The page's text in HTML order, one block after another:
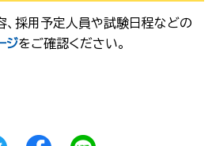
採用予定人員や試験日程などの
ジをご確認ください。